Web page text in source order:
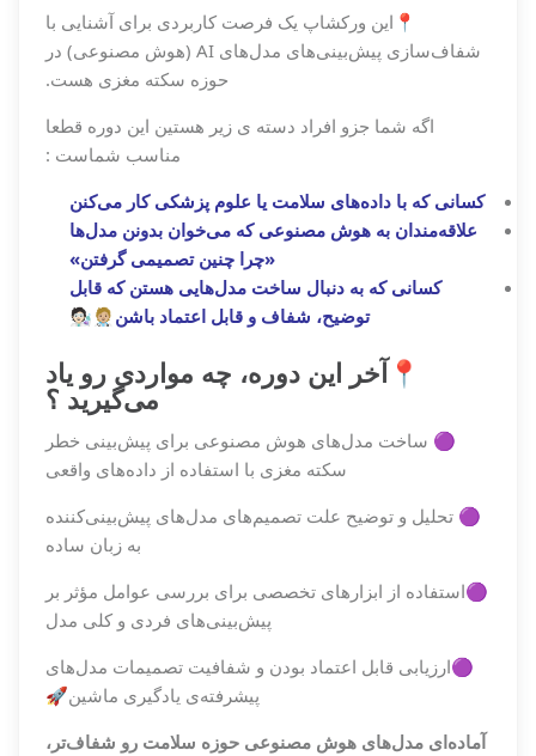
📍این ورکشاپ یک فرصت کاربردی برای آشنایی با
شفاف‌سازی پیش‌بینی‌های مدل‌های AI (هوش مصنوعی) در
حوزه سکته مغزی هست.
اگه شما جزو افراد دسته ی زیر هستین این دوره قطعا
مناسب شماست :
کسانی که با داده‌های سلامت یا علوم پزشکی کار می‌کنن
علاقه‌مندان به هوش مصنوعی که می‌خوان بدونن مدل‌ها
«چرا چنین تصمیمی گرفتن»
کسانی که به دنبال ساخت مدل‌هایی هستن که قابل
توضیح، شفاف و قابل اعتماد باشن🧑🏼‍⚕️🧑🏻‍🔬
📍آخر این دوره، چه مواردی رو یاد
می‌گیرید ؟
🟣 ساخت مدل‌های هوش مصنوعی برای پیش‌بینی خطر
سکته مغزی با استفاده از داده‌های واقعی
🟣 تحلیل و توضیح علت تصمیم‌های مدل‌های پیش‌بینی‌کننده
به زبان ساده
🟣استفاده از ابزارهای تخصصی برای بررسی عوامل مؤثر بر
پیش‌بینی‌های فردی و کلی مدل
🟣ارزیابی قابل اعتماد بودن و شفافیت تصمیمات مدل‌های
پیشرفته‌ی یادگیری ماشین🚀
آماده‌ای مدل‌های هوش مصنوعی حوزه سلامت رو شفاف‌تر،